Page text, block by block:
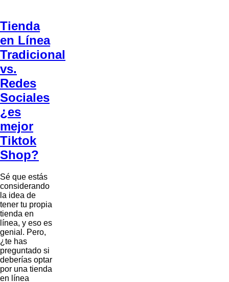
Tienda
en Línea
Tradicional
vs.
Redes
Sociales
¿es
mejor
Tiktok
Shop?
Sé que estás
considerando
la idea de
tener tu propia
tienda en
línea, y eso es
genial. Pero,
¿te has
preguntado si
deberías optar
por una tienda
en línea